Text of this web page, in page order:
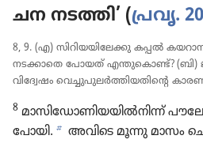
ചന നടത്തി’ (പ്രവൃ.
8, 9. (എ) സിറി​യ​യി​ലേക്കു കപ്പൽ
നടക്കാതെ പോയത്‌ എന്തു​കൊണ്ട്‌? (ബി)
വിദ്വേ​ഷം വെച്ചു​പു​ലർത്തി​യ​തി​ന്റെ
8 മാസി​ഡോ​ണി​യ​യിൽനിന്ന്‌
പോയി. b അവിടെ മൂന്നു മാസം